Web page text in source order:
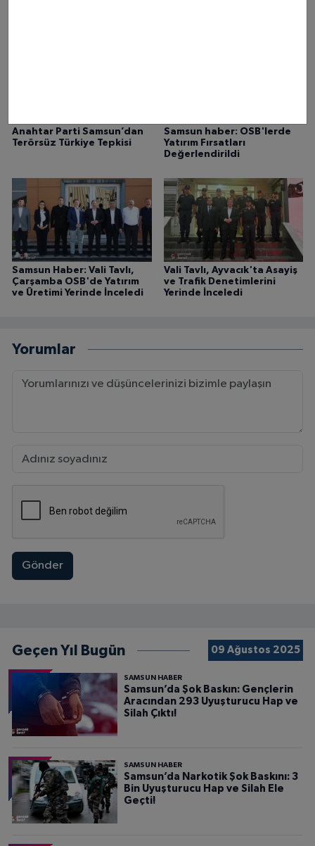
Anahtar Parti Samsun’dan
Terörsüz Türkiye Tepkisi
Samsun haber: OSB'lerde
Yatırım Fırsatları
Değerlendirildi
Samsun Haber: Vali Tavlı,
Çarşamba OSB'de Yatırım
ve Üretimi Yerinde İnceledi
Vali Tavlı, Ayvacık'ta Asayiş
ve Trafik Denetimlerini
Yerinde İnceledi
Yorumlar
Gönder
Geçen Yıl Bugün 09 Ağustos 2025
SAMSUN HABER
Samsun’da Şok Baskın: Gençlerin
Aracından 293 Uyuşturucu Hap ve
Silah Çıktı!
SAMSUN HABER
Samsun’da Narkotik Şok Baskını: 3
Bin Uyuşturucu Hap ve Silah Ele
Geçti!